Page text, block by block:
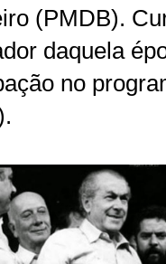
(PMDB).
daquela
no